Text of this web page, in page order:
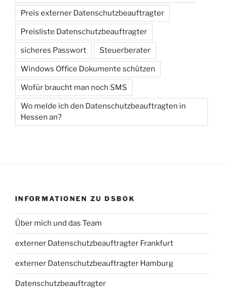
Preis externer Datenschutzbeauftragter
Preisliste Datenschutzbeauftragter
sicheres Passwort Steuerberater
Windows Office Dokumente schützen
Wofür braucht man noch SMS
Wo melde ich den Datenschutzbeauftragten in
Hessen an?
INFORMATIONEN ZU DSBOK
Über mich und das Team
externer Datenschutzbeauftragter Frankfurt
externer Datenschutzbeauftragter Hamburg
Datenschutzbeauftragter